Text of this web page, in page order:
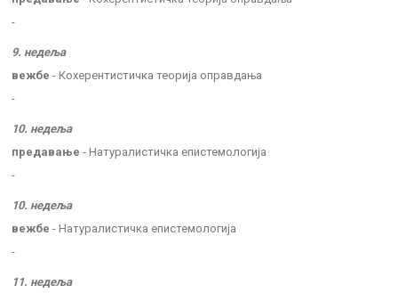
-
9. недеља
вежбе - Кохерентистичка теорија оправдања
-
10. недеља
предавање - Натуралистичка епистемологија
-
10. недеља
вежбе - Натуралистичка епистемологија
-
11. недеља